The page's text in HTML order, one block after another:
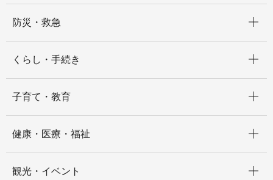
防災・救急
くらし・手続き
子育て・教育
健康・医療・福祉
観光・イベント